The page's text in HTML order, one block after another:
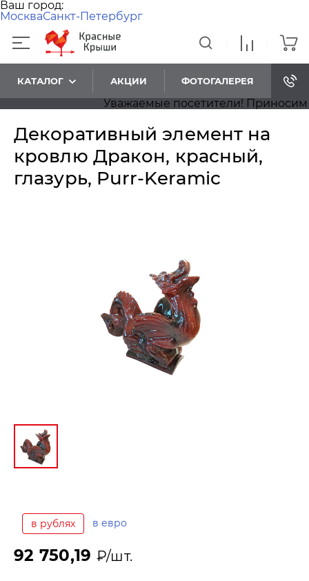
Ваш город:
МоскваСанкт-Петербург
КАТАЛОГ АКЦИИ ФОТОГАЛЕРЕЯ
Уважаемые посетители! Приносим
Декоративный элемент на
кровлю Дракон, красный,
глазурь, Purr-Keramic
в рублях в евро
92 750,19 ₽/шт.